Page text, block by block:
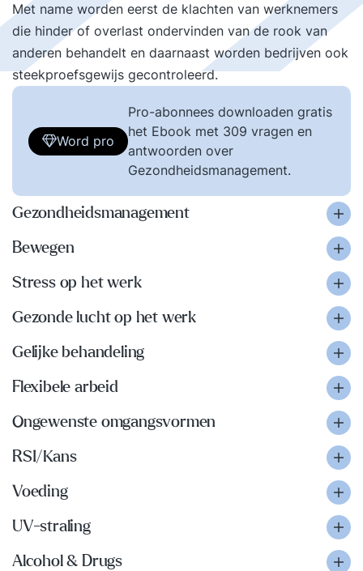
Met name worden eerst de klachten van werknemers
die hinder of overlast ondervinden van de rook van
anderen behandelt en daarnaast worden bedrijven ook
steekproefsgewijs gecontroleerd.
Word pro
Pro-abonnees downloaden gratis
het Ebook met 309 vragen en
antwoorden over
Gezondheidsmanagement.
Gezondheidsmanagement
Bewegen
Stress op het werk
Gezonde lucht op het werk
Gelijke behandeling
Flexibele arbeid
Ongewenste omgangsvormen
RSI/Kans
Voeding
UV-straling
Alcohol & Drugs